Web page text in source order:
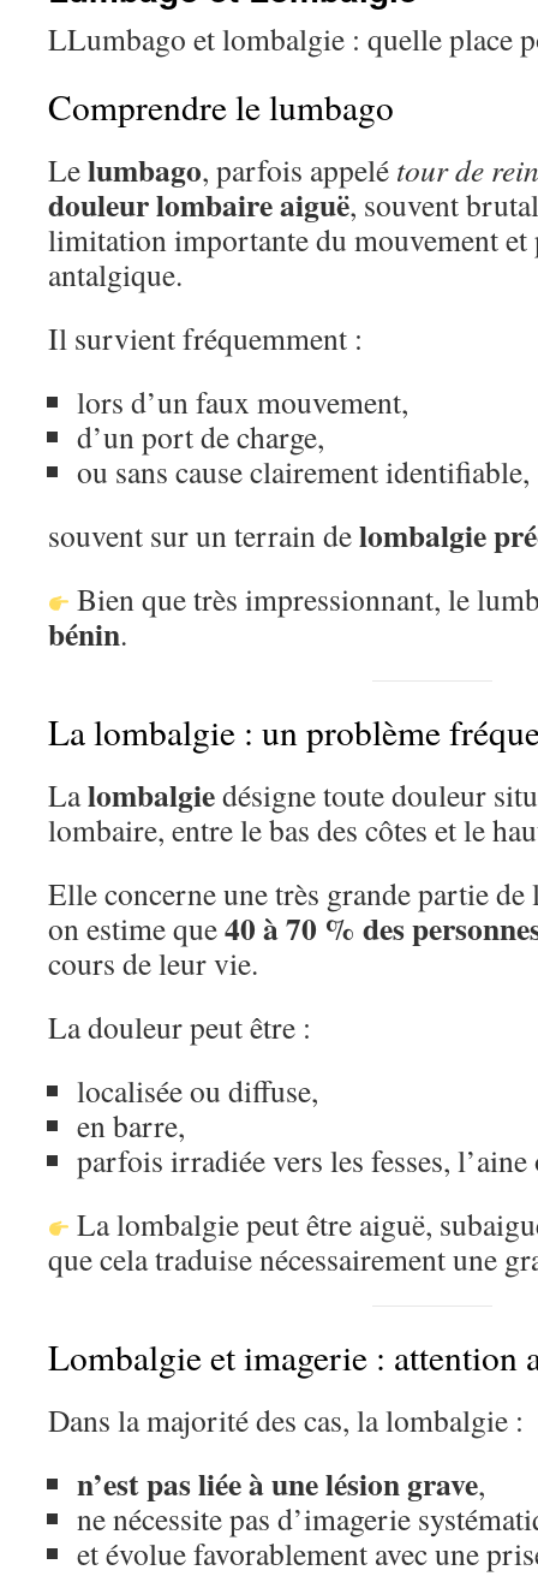
LLumbago et lombalgie : quelle place
Comprendre le lumbago
Lelumbago, parfois appelé tour de
douleur lombaire aiguë, souvent
limitation importante du mouvement et
antalgique.
Il survient fréquemment :
lors d’un faux mouvement,
d’un port de charge,
ou sans cause clairement identifiable,
souvent sur un terrain delombalgie
Bien que très impressionnant, le
bénin.
La lombalgie : un problème
Lalombalgiedésigne toute douleur
lombaire, entre le bas des côtes et le
Elle concerne une très grande partie
on estime que40 à 70 % des
cours de leur vie.
La douleur peut être :
localisée ou diffuse,
en barre,
parfois irradiée vers les fesses, l’aine
La lombalgie peut être aiguë,
que cela traduise nécessairement une
Lombalgie et imagerie : attention
Dans la majorité des cas, la lombalgie :
n’est pas liée à une lésion grave,
ne nécessite pas d’imagerie
et évolue favorablement avec une